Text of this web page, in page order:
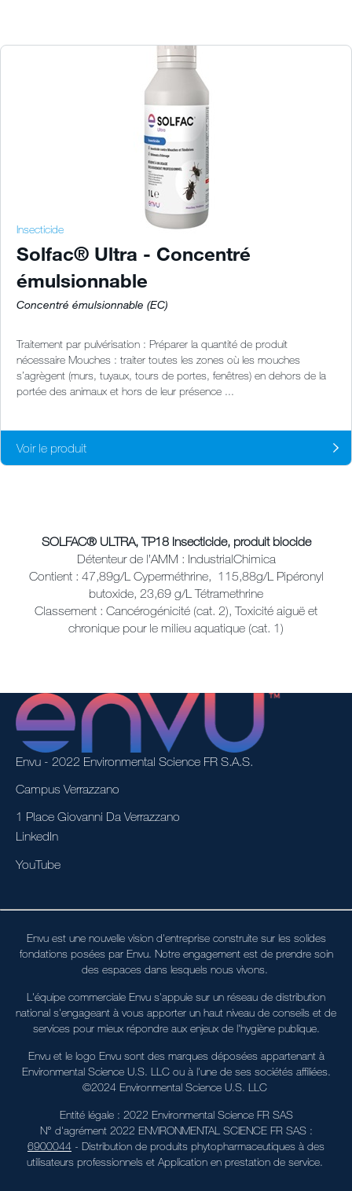
Insecticide
Solfac® Ultra - Concentré
émulsionnable
Concentré émulsionnable (EC)
Traitement par pulvérisation : Préparer la quantité de produit
nécessaire Mouches : traiter toutes les zones où les mouches
s’agrègent (murs, tuyaux, tours de portes, fenêtres) en dehors de la
portée des animaux et hors de leur présence ...
Voir le produit
SOLFAC® ULTRA, TP18 Insecticide, produit biocide
Détenteur de l’AMM : IndustrialChimica
Contient : 47,89g/L Cyperméthrine, 115,88g/L Pipéronyl
butoxide, 23,69 g/L Tétramethrine
Classement : Cancérogénicité (cat. 2), Toxicité aiguë et
chronique pour le milieu aquatique (cat. 1)
Envu - 2022 Environmental Science FR S.A.S.
Campus Verrazzano
1 Place Giovanni Da Verrazzano
LinkedIn
YouTube
Envu est une nouvelle vision d'entreprise construite sur les solides
fondations posées par Envu. Notre engagement est de prendre soin
des espaces dans lesquels nous vivons.
L'équipe commerciale Envu s'appuie sur un réseau de distribution
national s'engageant à vous apporter un haut niveau de conseils et de
services pour mieux répondre aux enjeux de l'hygiène publique.
Envu et le logo Envu sont des marques déposées appartenant à
Environmental Science U.S. LLC ou à l'une de ses sociétés affiliées.
©2024 Environmental Science U.S. LLC
Entité légale : 2022 Environmental Science FR SAS
N° d'agrément 2022 ENVIRONMENTAL SCIENCE FR SAS :
6900044 - Distribution de produits phytopharmaceutiques à des
utilisateurs professionnels et Application en prestation de service.